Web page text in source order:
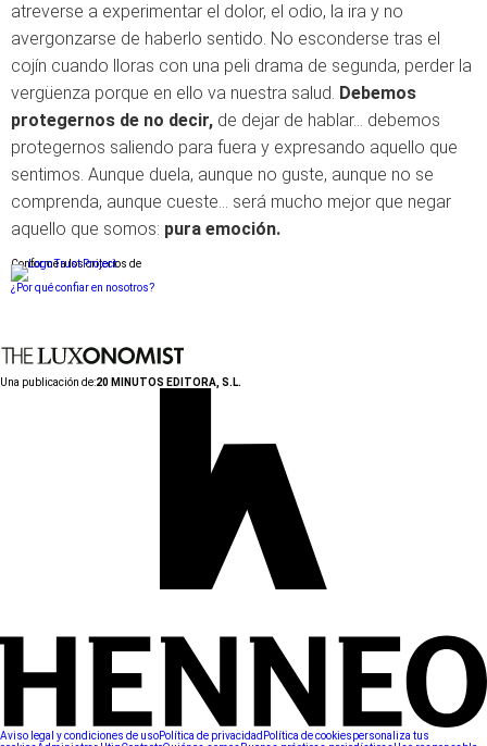
atreverse a experimentar el dolor, el odio, la ira y no
avergonzarse de haberlo sentido. No esconderse tras el
cojín cuando lloras con una peli drama de segunda, perder la
vergüenza porque en ello va nuestra salud. Debemos
protegernos de no decir, de dejar de hablar… debemos
protegernos saliendo para fuera y expresando aquello que
sentimos. Aunque duela, aunque no guste, aunque no se
comprenda, aunque cueste… será mucho mejor que negar
aquello que somos: pura emoción.
Conforme a los criterios de
¿Por qué confiar en nosotros?
Una publicación de:20 MINUTOS EDITORA, S.L.
Aviso legal y condiciones de usoPolítica de privacidad Política de cookiespersonaliza tus